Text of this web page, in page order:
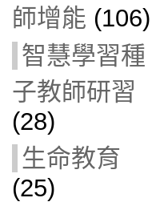
師增能 (106)
智慧學習種
子教師研習
(28)
生命教育
(25)